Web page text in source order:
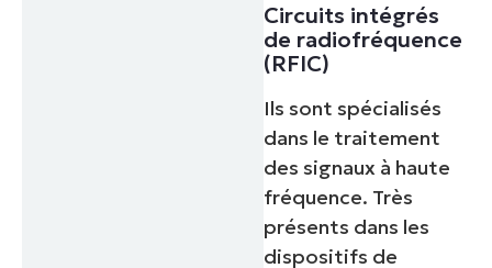
Circuits intégrés
de radiofréquence
(RFIC)
Ils sont spécialisés
dans le traitement
des signaux à haute
fréquence. Très
présents dans les
dispositifs de